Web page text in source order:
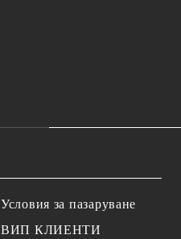
Условия за пазаруване
ВИП КЛИЕНТИ